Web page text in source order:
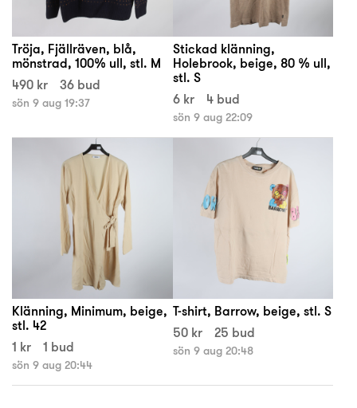
Tröja, Fjällräven, blå,
mönstrad, 100% ull, stl. M
490 kr
36 bud
sön 9 aug 19:37
Stickad klänning,
Holebrook, beige, 80 % ull,
stl. S
6 kr
4 bud
sön 9 aug 22:09
Klänning, Minimum, beige,
stl. 42
1 kr
1 bud
sön 9 aug 20:44
T-shirt, Barrow, beige, stl. S
50 kr
25 bud
sön 9 aug 20:48